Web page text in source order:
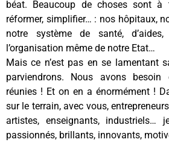
béat. Beaucoup de choses sont à
réformer, simplifier… : nos hôpitaux,
notre système de santé,
l’organisation même de notre Etat…
Mais ce n’est pas en se lamentant
parviendrons. Nous avons
réunies ! Et on en a énormément !
sur le terrain, avec vous,
artistes, enseignants, industriels…
passionnés, brillants, innovants,